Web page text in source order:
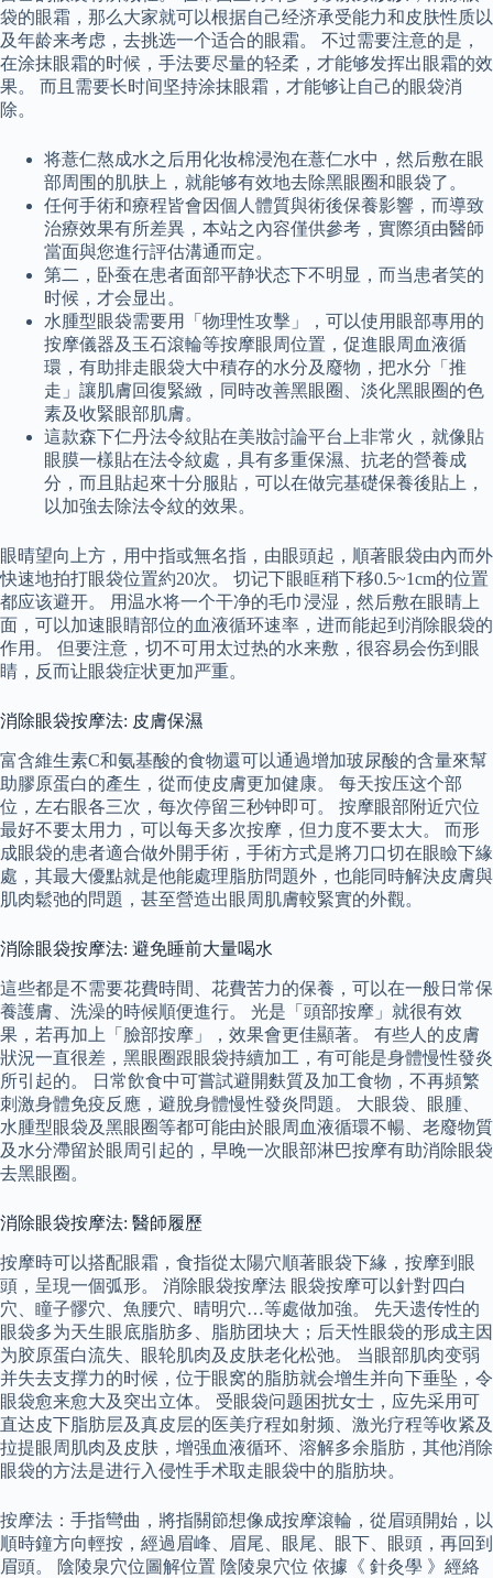
袋的眼霜，那么大家就可以根据自己经济承受能力和皮肤性质以
及年龄来考虑，去挑选一个适合的眼霜。 不过需要注意的是，
在涂抹眼霜的时候，手法要尽量的轻柔，才能够发挥出眼霜的效
果。 而且需要长时间坚持涂抹眼霜，才能够让自己的眼袋消
除。
将薏仁熬成水之后用化妆棉浸泡在薏仁水中，然后敷在眼
部周围的肌肤上，就能够有效地去除黑眼圈和眼袋了。
任何手術和療程皆會因個人體質與術後保養影響，而導致
治療效果有所差異，本站之內容僅供參考，實際須由醫師
當面與您進行評估溝通而定。
第二，卧蚕在患者面部平静状态下不明显，而当患者笑的
时候，才会显出。
水腫型眼袋需要用「物理性攻擊」，可以使用眼部專用的
按摩儀器及玉石滾輪等按摩眼周位置，促進眼周血液循
環，有助排走眼袋大中積存的水分及廢物，把水分「推
走」讓肌膚回復緊緻，同時改善黑眼圈、淡化黑眼圈的色
素及收緊眼部肌膚。
這款森下仁丹法令紋貼在美妝討論平台上非常火，就像貼
眼膜一樣貼在法令紋處，具有多重保濕、抗老的營養成
分，而且貼起來十分服貼，可以在做完基礎保養後貼上，
以加強去除法令紋的效果。
眼晴望向上方，用中指或無名指，由眼頭起，順著眼袋由內而外
快速地拍打眼袋位置約20次。 切记下眼眶稍下移0.5~1cm的位置
都应该避开。 用温水将一个干净的毛巾浸湿，然后敷在眼睛上
面，可以加速眼睛部位的血液循环速率，进而能起到消除眼袋的
作用。 但要注意，切不可用太过热的水来敷，很容易会伤到眼
睛，反而让眼袋症状更加严重。
消除眼袋按摩法: 皮膚保濕
富含維生素C和氨基酸的食物還可以通過增加玻尿酸的含量來幫
助膠原蛋白的產生，從而使皮膚更加健康。 每天按压这个部
位，左右眼各三次，每次停留三秒钟即可。 按摩眼部附近穴位
最好不要太用力，可以每天多次按摩，但力度不要太大。 而形
成眼袋的患者適合做外開手術，手術方式是將刀口切在眼瞼下緣
處，其最大優點就是他能處理脂肪問題外，也能同時解決皮膚與
肌肉鬆弛的問題，甚至營造出眼周肌膚較緊實的外觀。
消除眼袋按摩法: 避免睡前大量喝水
這些都是不需要花費時間、花費苦力的保養，可以在一般日常保
養護膚、洗澡的時候順便進行。 光是「頭部按摩」就很有效
果，若再加上「臉部按摩」，效果會更佳顯著。 有些人的皮膚
狀況一直很差，黑眼圈跟眼袋持續加工，有可能是身體慢性發炎
所引起的。 日常飲食中可嘗試避開麩質及加工食物，不再頻繁
刺激身體免疫反應，避脫身體慢性發炎問題。 大眼袋、眼腫、
水腫型眼袋及黑眼圈等都可能由於眼周血液循環不暢、老廢物質
及水分滯留於眼周引起的，早晚一次眼部淋巴按摩有助消除眼袋
去黑眼圈。
消除眼袋按摩法: 醫師履歷
按摩時可以搭配眼霜，食指從太陽穴順著眼袋下緣，按摩到眼
頭，呈現一個弧形。 消除眼袋按摩法 眼袋按摩可以針對四白
穴、瞳子髎穴、魚腰穴、晴明穴…等處做加強。 先天遗传性的
眼袋多为天生眼底脂肪多、脂肪团块大；后天性眼袋的形成主因
为胶原蛋白流失、眼轮肌肉及皮肤老化松弛。 当眼部肌肉变弱
并失去支撑力的时候，位于眼窝的脂肪就会增生并向下垂坠，令
眼袋愈来愈大及突出立体。 受眼袋问题困扰女士，应先采用可
直达皮下脂肪层及真皮层的医美疗程如射频、激光疗程等收紧及
拉提眼周肌肉及皮肤，增强血液循环、溶解多余脂肪，其他消除
眼袋的方法是进行入侵性手术取走眼袋中的脂肪块。
按摩法：手指彎曲，將指關節想像成按摩滾輪，從眉頭開始，以
順時鐘方向輕按，經過眉峰、眉尾、眼尾、眼下、眼頭，再回到
眉頭。 陰陵泉穴位圖解位置 陰陵泉穴位 依據《 針灸學 》經絡